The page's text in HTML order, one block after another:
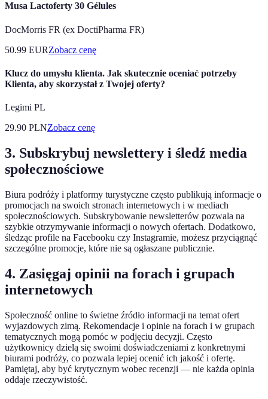
Musa Lactoferty 30 Gélules
DocMorris FR (ex DoctiPharma FR)
50.99 EURZobacz cenę
Klucz do umysłu klienta. Jak skutecznie oceniać potrzeby
Klienta, aby skorzystał z Twojej oferty?
Legimi PL
29.90 PLNZobacz cenę
3. Subskrybuj newslettery i śledź media
społecznościowe
Biura podróży i platformy turystyczne często publikują informacje o
promocjach na swoich stronach internetowych i w mediach
społecznościowych. Subskrybowanie newsletterów pozwala na
szybkie otrzymywanie informacji o nowych ofertach. Dodatkowo,
śledząc profile na Facebooku czy Instagramie, możesz przyciągnąć
szczególne promocje, które nie są ogłaszane publicznie.
4. Zasięgaj opinii na forach i grupach
internetowych
Społeczność online to świetne źródło informacji na temat ofert
wyjazdowych zimą. Rekomendacje i opinie na forach i w grupach
tematycznych mogą pomóc w podjęciu decyzji. Często
użytkownicy dzielą się swoimi doświadczeniami z konkretnymi
biurami podróży, co pozwala lepiej ocenić ich jakość i ofertę.
Pamiętaj, aby być krytycznym wobec recenzji — nie każda opinia
oddaje rzeczywistość.